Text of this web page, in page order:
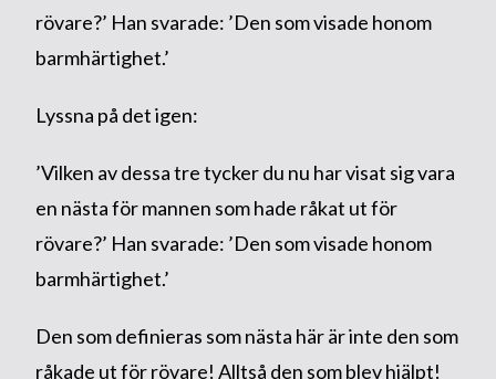
rövare?’ Han svarade: ’Den som visade honom
barmhärtighet.’
Lyssna på det igen:
’Vilken av dessa tre tycker du nu har visat sig vara
en nästa för mannen som hade råkat ut för
rövare?’ Han svarade: ’Den som visade honom
barmhärtighet.’
Den som definieras som nästa här är inte den som
råkade ut för rövare! Alltså den som blev hjälpt!